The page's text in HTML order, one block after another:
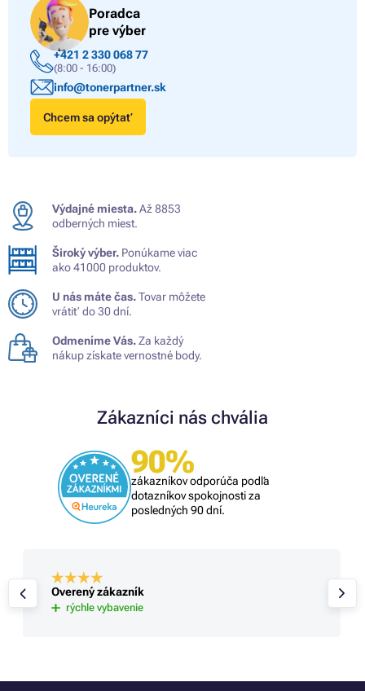
Poradca
pre výber
+421 2 330 068 77
(8:00 - 16:00)
info@tonerpartner.sk
Chcem sa opýtať
Výdajné miesta.Až 8853
odberných miest.
Široký výber. Ponúkame viac
ako 41000 produktov.
U nás máte čas.Tovar môžete
vrátiť do 30 dní.
Odmeníme Vás.Za každý
nákup získate vernostné body.
Zákazníci nás chvália
90%
zákazníkov odporúča podľa
dotazníkov spokojnosti za
posledných 90 dní.
Overený zákazník
rýchle vybavenie